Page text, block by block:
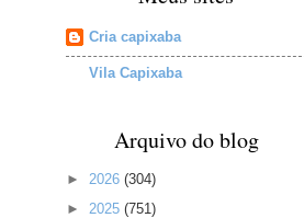
Cria capixaba
Vila Capixaba
Arquivo do blog
► 2026 (304)
► 2025 (751)